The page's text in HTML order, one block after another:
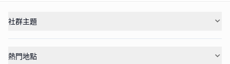
社群主題
熱門地點